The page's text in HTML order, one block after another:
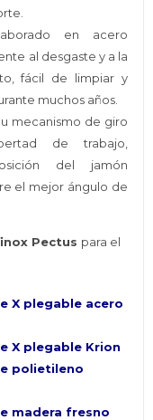
en acero
al desgaste y a la
fácil de limpiar y
muchos años.
mecanismo de giro
de trabajo,
del jamón
el mejor ángulo de
Pectus para el
X plegable acero
X plegable Krion
polietileno
madera fresno